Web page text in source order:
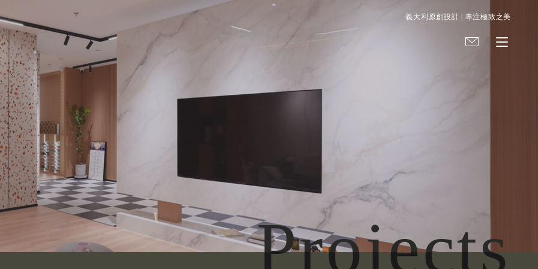
義大利原創設計 | 專注極致之美
Projects